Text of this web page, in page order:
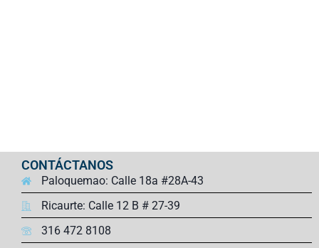
CONTÁCTANOS
Paloquemao: Calle 18a #28A-43
Ricaurte: Calle 12 B # 27-39
316 472 8108